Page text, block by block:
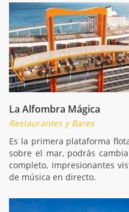
La Alfombra Mágica
Restaurantes y Bares
Es la primera plataforma
sobre el mar, podrás
completo, impresionantes
de música en directo.